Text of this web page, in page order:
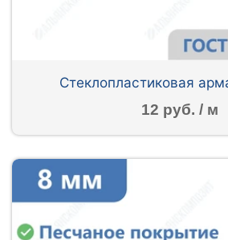
Стеклопластиковая
12 руб. / м